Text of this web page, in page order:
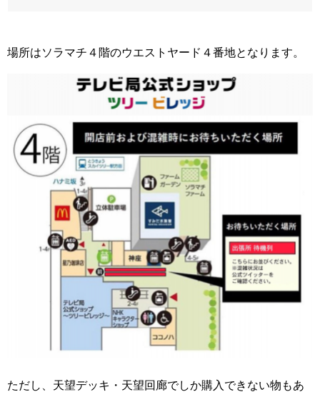
場所はソラマチ４階のウエストヤード４番地となります。
ただし、天望デッキ・天望回廊でしか購入できない物もあ